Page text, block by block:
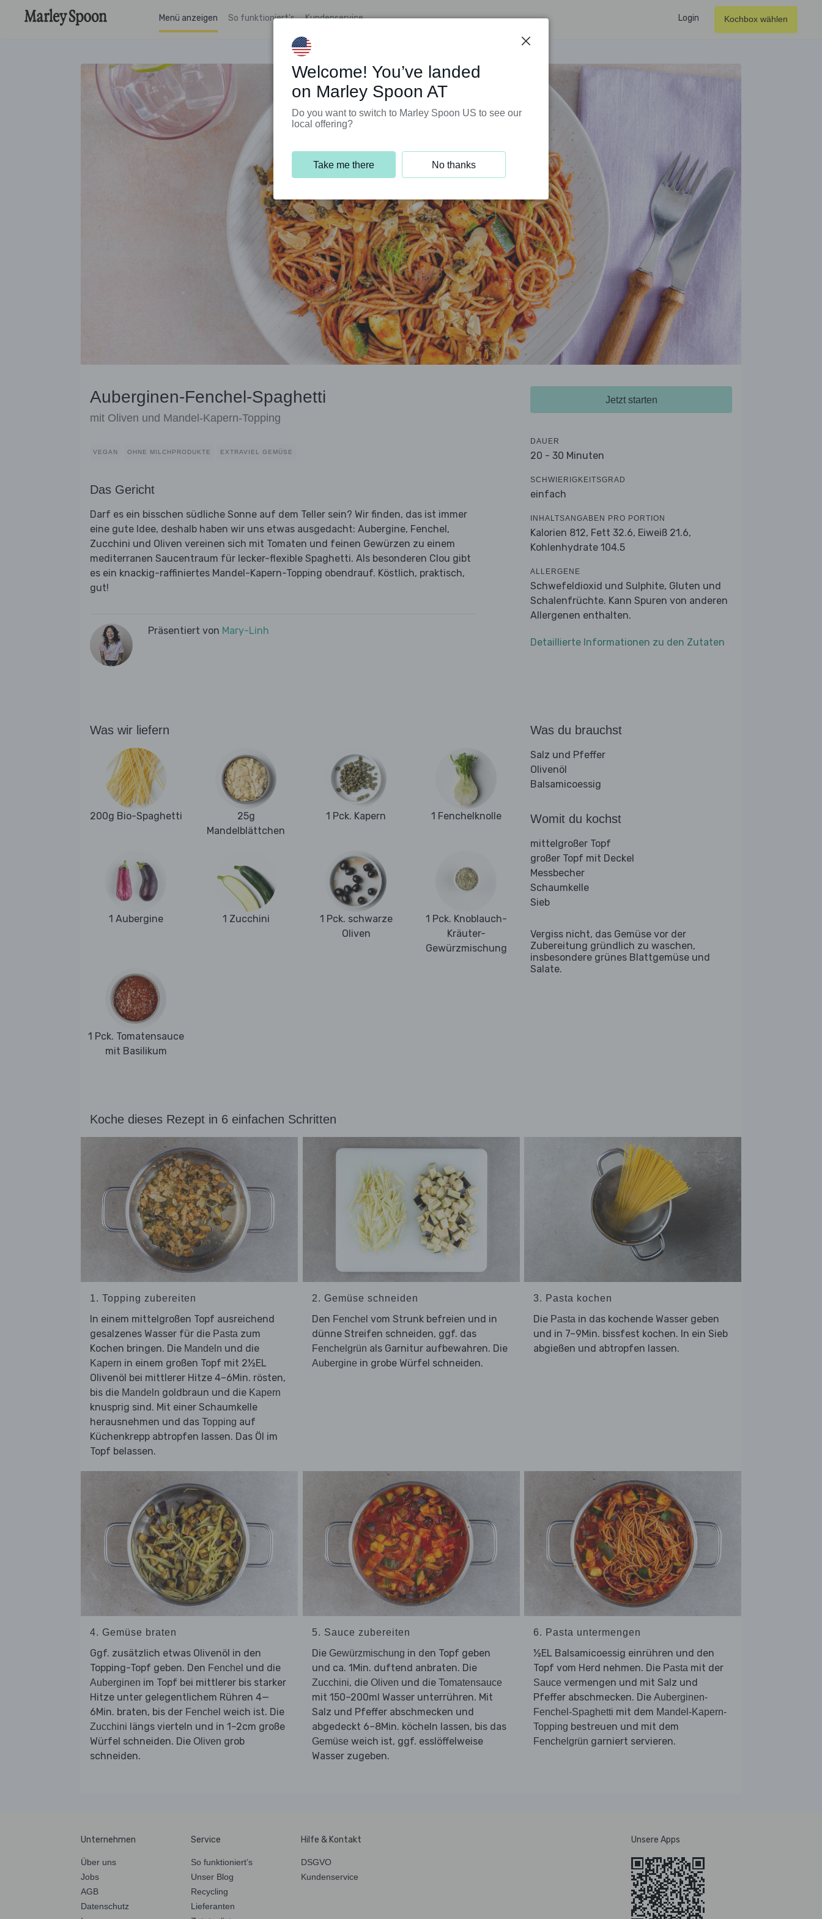
Menü anzeigen So funktioniert’s Kundenservice Login Kochbox wählen
Auberginen-Fenchel-Spaghetti
mit Oliven und Mandel-Kapern-Topping
VEGAN OHNE MILCHPRODUKTE EXTRAVIEL GEMÜSE
Das Gericht
Darf es ein bisschen südliche Sonne auf dem Teller sein? Wir finden, das ist immer
eine gute Idee, deshalb haben wir uns etwas ausgedacht: Aubergine, Fenchel,
Zucchini und Oliven vereinen sich mit Tomaten und feinen Gewürzen zu einem
mediterranen Saucentraum für lecker-flexible Spaghetti. Als besonderen Clou gibt
es ein knackig-raffiniertes Mandel-Kapern-Topping obendrauf. Köstlich, praktisch,
gut!
Präsentiert von Mary-Linh
Jetzt starten
DAUER
20 - 30 Minuten
SCHWIERIGKEITSGRAD
einfach
INHALTSANGABEN PRO PORTION
Kalorien 812, Fett 32.6, Eiweiß 21.6,
Kohlenhydrate 104.5
ALLERGENE
Schwefeldioxid und Sulphite, Gluten und
Schalenfrüchte. Kann Spuren von anderen
Allergenen enthalten.
Detaillierte Informationen zu den Zutaten
Was wir liefern
200g Bio-Spaghetti
25g
Mandelblättchen
1 Pck. Kapern 1 Fenchelknolle
1 Aubergine 1 Zucchini
1 Pck. schwarze
Oliven
1 Pck. Knoblauch-
Kräuter-
Gewürzmischung
1 Pck. Tomatensauce
mit Basilikum
Was du brauchst
Salz und Pfeffer
Olivenöl
Balsamicoessig
Womit du kochst
mittelgroßer Topf
großer Topf mit Deckel
Messbecher
Schaumkelle
Sieb
Vergiss nicht, das Gemüse vor der
Zubereitung gründlich zu waschen,
insbesondere grünes Blattgemüse und
Salate.
Koche dieses Rezept in 6 einfachen Schritten
1. Topping zubereiten
In einem mittelgroßen Topf ausreichend
gesalzenes Wasser für die Pasta zum
Kochen bringen. Die Mandeln und die
Kapern in einem großen Topf mit 2½EL
Olivenöl bei mittlerer Hitze 4–6Min. rösten,
bis die Mandeln goldbraun und die Kapern
knusprig sind. Mit einer Schaumkelle
herausnehmen und das Topping auf
Küchenkrepp abtropfen lassen. Das Öl im
Topf belassen.
2. Gemüse schneiden
Den Fenchel vom Strunk befreien und in
dünne Streifen schneiden, ggf. das
Fenchelgrün als Garnitur aufbewahren. Die
Aubergine in grobe Würfel schneiden.
3. Pasta kochen
Die Pasta in das kochende Wasser geben
und in 7–9Min. bissfest kochen. In ein Sieb
abgießen und abtropfen lassen.
4. Gemüse braten
Ggf. zusätzlich etwas Olivenöl in den
Topping-Topf geben. Den Fenchel und die
Auberginen im Topf bei mittlerer bis starker
Hitze unter gelegentlichem Rühren 4—
6Min. braten, bis der Fenchel weich ist. Die
Zucchini längs vierteln und in 1–2cm große
Würfel schneiden. Die Oliven grob
schneiden.
5. Sauce zubereiten
Die Gewürzmischung in den Topf geben
und ca. 1Min. duftend anbraten. Die
Zucchini, die Oliven und die Tomatensauce
mit 150–200ml Wasser unterrühren. Mit
Salz und Pfeffer abschmecken und
abgedeckt 6–8Min. köcheln lassen, bis das
Gemüse weich ist, ggf. esslöffelweise
Wasser zugeben.
6. Pasta untermengen
½EL Balsamicoessig einrühren und den
Topf vom Herd nehmen. Die Pasta mit der
Sauce vermengen und mit Salz und
Pfeffer abschmecken. Die Auberginen-
Fenchel-Spaghetti mit dem Mandel-Kapern-
Topping bestreuen und mit dem
Fenchelgrün garniert servieren.
Unternehmen
Über uns
Jobs
AGB
Datenschutz
Service
So funktioniert’s
Unser Blog
Recycling
Lieferanten
Hilfe & Kontakt
DSGVO
Kundenservice
Unsere Apps
Welcome! You’ve landed
on Marley Spoon AT
Do you want to switch to Marley Spoon US to see our
local offering?
Take me there No thanks